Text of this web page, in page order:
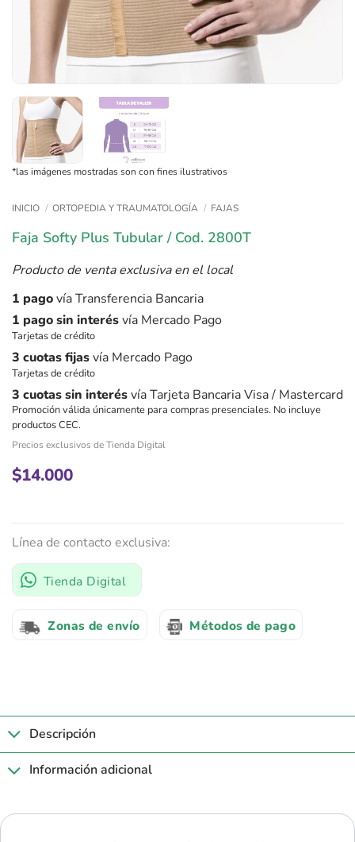
*las imágenes mostradas son con fines ilustrativos
INICIO / ORTOPEDIA Y TRAUMATOLOGÍA / FAJAS
Faja Softy Plus Tubular / Cod. 2800T
Producto de venta exclusiva en el local
1 pagovía Transferencia Bancaria
1 pago sin interésvía Mercado Pago
Tarjetas de crédito
3 cuotas fijasvía Mercado Pago
Tarjetas de crédito
3 cuotas sin interésvía Tarjeta Bancaria Visa / Mastercard
Promoción válida únicamente para compras presenciales. No incluye
productos CEC.
Precios exclusivos de Tienda Digital
$14.000
Línea de contacto exclusiva:
Tienda Digital
Zonas de envío Métodos de pago
Descripción
Información adicional